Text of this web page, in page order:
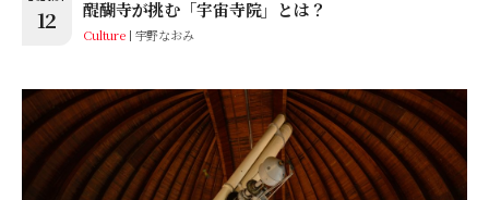
12
醍醐寺が挑む「宇宙寺院」とは？
Culture 宇野なおみ